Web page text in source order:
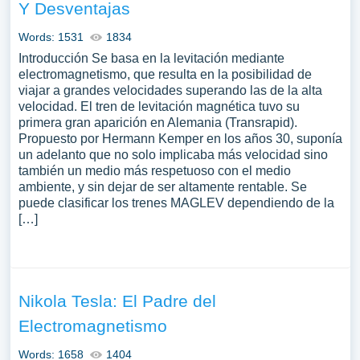
Y Desventajas
Words: 1531 1834
Introducción Se basa en la levitación mediante
electromagnetismo, que resulta en la posibilidad de
viajar a grandes velocidades superando las de la alta
velocidad. El tren de levitación magnética tuvo su
primera gran aparición en Alemania (Transrapid).
Propuesto por Hermann Kemper en los años 30, suponía
un adelanto que no solo implicaba más velocidad sino
también un medio más respetuoso con el medio
ambiente, y sin dejar de ser altamente rentable. Se
puede clasificar los trenes MAGLEV dependiendo de la
[…]
Nikola Tesla: El Padre del
Electromagnetismo
Words: 1658 1404